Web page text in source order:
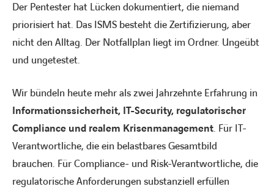
Der Pentester hat Lücken dokumentiert, die niemand
priorisiert hat. Das ISMS besteht die Zertifizierung, aber
nicht den Alltag. Der Notfallplan liegt im Ordner. Ungeübt
und ungetestet.
Wir bündeln heute mehr als zwei Jahrzehnte Erfahrung in
Informationssicherheit, IT-Security, regulatorischer
Compliance und realem Krisenmanagement. Für IT-
Verantwortliche, die ein belastbares Gesamtbild
brauchen. Für Compliance- und Risk-Verantwortliche, die
regulatorische Anforderungen substanziell erfüllen